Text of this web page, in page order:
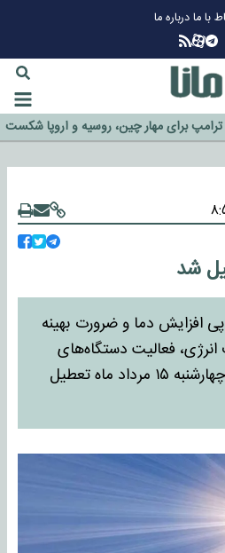
با مادرباره ما
پرسپولیس
می‌زند؟
ترامپ برای مهار چین، روسیه و اروپا شکست
شد
افزایش دما و ضرورت بهینه
فعالیت دستگاه‌های
اجرایی در استان تهران چهارشنبه ١٥ مرداد ماه تعطیل